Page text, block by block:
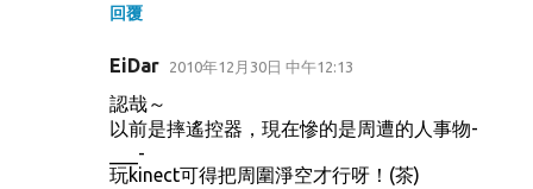
回覆
EiDar 2010年12月30日 中午12:13
認哉～
以前是摔遙控器，現在慘的是周遭的人事物-
___-
玩kinect可得把周圍淨空才行呀！(茶)